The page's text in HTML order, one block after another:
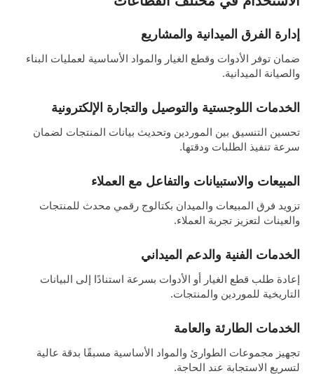
إدارة الفرق الميدانية والمشاريع
ضمان توفر الأدوات وقطع الغيار والمواد الأساسية لعمليات البناء
والصيانة الميدانية.
الخدمات اللوجستية والتوصيل والتجارة الإلكترونية
تحسين التنسيق بين الموردين وتحديث بيانات المنتجات لضمان
سرعة تنفيذ الطلبات ودقتها.
المبيعات والاستبيانات والتفاعل مع العملاء
تزويد فرق المبيعات والميدان بكتالوج رقمي محدث للمنتجات
والعينات لتعزيز تجربة العملاء.
الخدمات الفنية والدعم الميداني
إعادة طلب قطع الغيار أو الأدوات بسرعة استنادًا إلى البيانات
التاريخية للموردين والمنتجات.
الخدمات الطارئة والعامة
تجهيز مجموعات الطوارئ والمواد الأساسية مسبقًا بدقة عالية
لتسريع الاستجابة عند الحاجة.